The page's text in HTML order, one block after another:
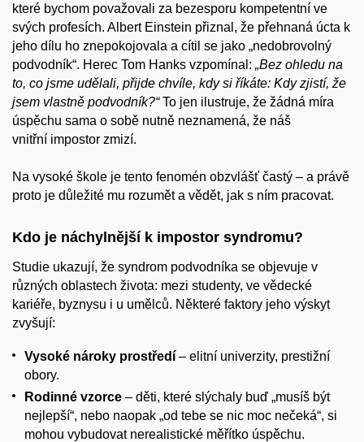
které bychom považovali za bezesporu kompetentní ve
svých profesích. Albert Einstein přiznal, že přehnaná úcta k
jeho dílu ho znepokojovala a cítil se jako „nedobrovolný
podvodník“. Herec Tom Hanks vzpomínal: „Bez ohledu na
to, co jsme udělali, přijde chvíle, kdy si říkáte: Kdy zjistí, že
jsem vlastně podvodník?“To jen ilustruje, že žádná míra
úspěchu sama o sobě nutně neznamená, že náš
vnitřní impostor zmizí.
Na vysoké škole je tento fenomén obzvlášť častý – a právě
proto je důležité mu rozumět a vědět, jak s ním pracovat.
Kdo je náchylnější k impostor syndromu?
Studie ukazují, že syndrom podvodníka se objevuje v
různých oblastech života: mezi studenty, ve vědecké
kariéře, byznysu i u umělců. Některé faktory jeho výskyt
zvyšují:
Vysoké nároky prostředí – elitní univerzity, prestižní
obory.
Rodinné vzorce – děti, které slýchaly buď „musíš být
nejlepší“, nebo naopak „od tebe se nic moc nečeká“, si
mohou vybudovat nerealistické měřítko úspěchu.